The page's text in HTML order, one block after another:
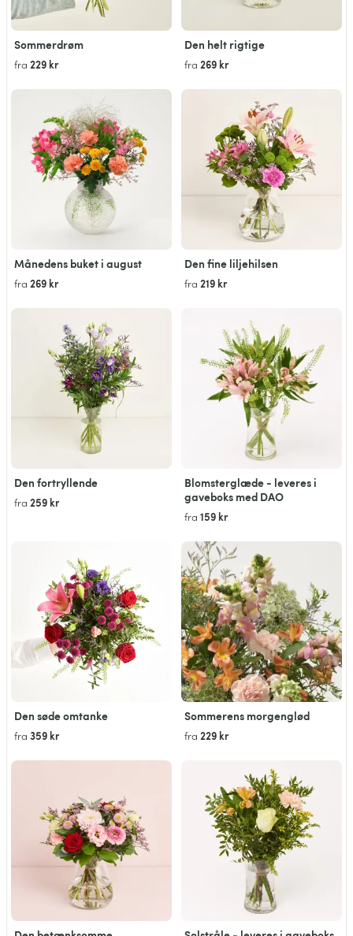
Sommerdrøm
fra 229 kr
Den helt rigtige
fra 269 kr
Månedens buket i august
fra 269 kr
Den fine liljehilsen
fra 219 kr
Den fortryllende
fra 259 kr
Blomsterglæde - leveres i
gaveboks med DAO
fra 159 kr
Den søde omtanke
fra 359 kr
Sommerens morgenglød
fra 229 kr